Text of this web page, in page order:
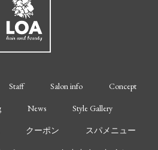
Staff Salon info Concept
News Style Gallery
クーポン スパメニュー